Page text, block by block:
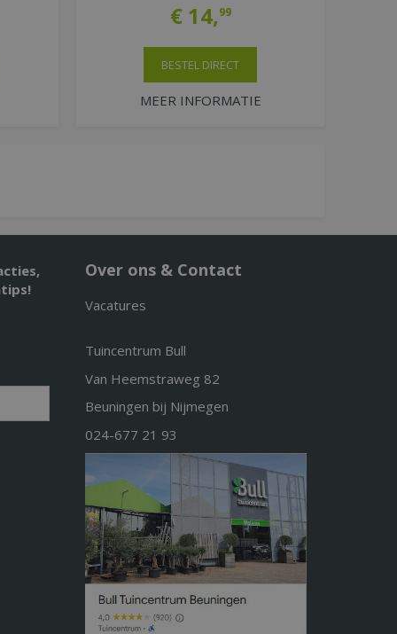
€ 14,99
MEER INFORMATIE
BESTEL DIRECT
Over ons & Contact
Vacatures
Tuincentrum Bull
Van Heemstraweg 82
Beuningen bij Nijmegen
024-677 21 93